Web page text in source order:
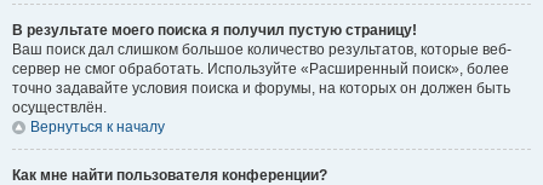
В результате моего поиска я получил пустую страницу!
Ваш поиск дал слишком большое количество результатов, которые веб-
сервер не смог обработать. Используйте «Расширенный поиск», более
точно задавайте условия поиска и форумы, на которых он должен быть
осуществлён.
Вернуться к началу
Как мне найти пользователя конференции?